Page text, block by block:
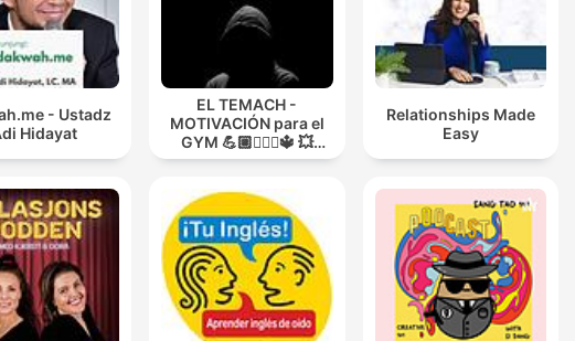
- Ustadz
Hidayat
EL TEMACH -
MOTIVACIÓN para el
GYM 💪🏼🏋🏻‍♀🔱 💥
MODO GUERRA💥
Relationships Made
Easy